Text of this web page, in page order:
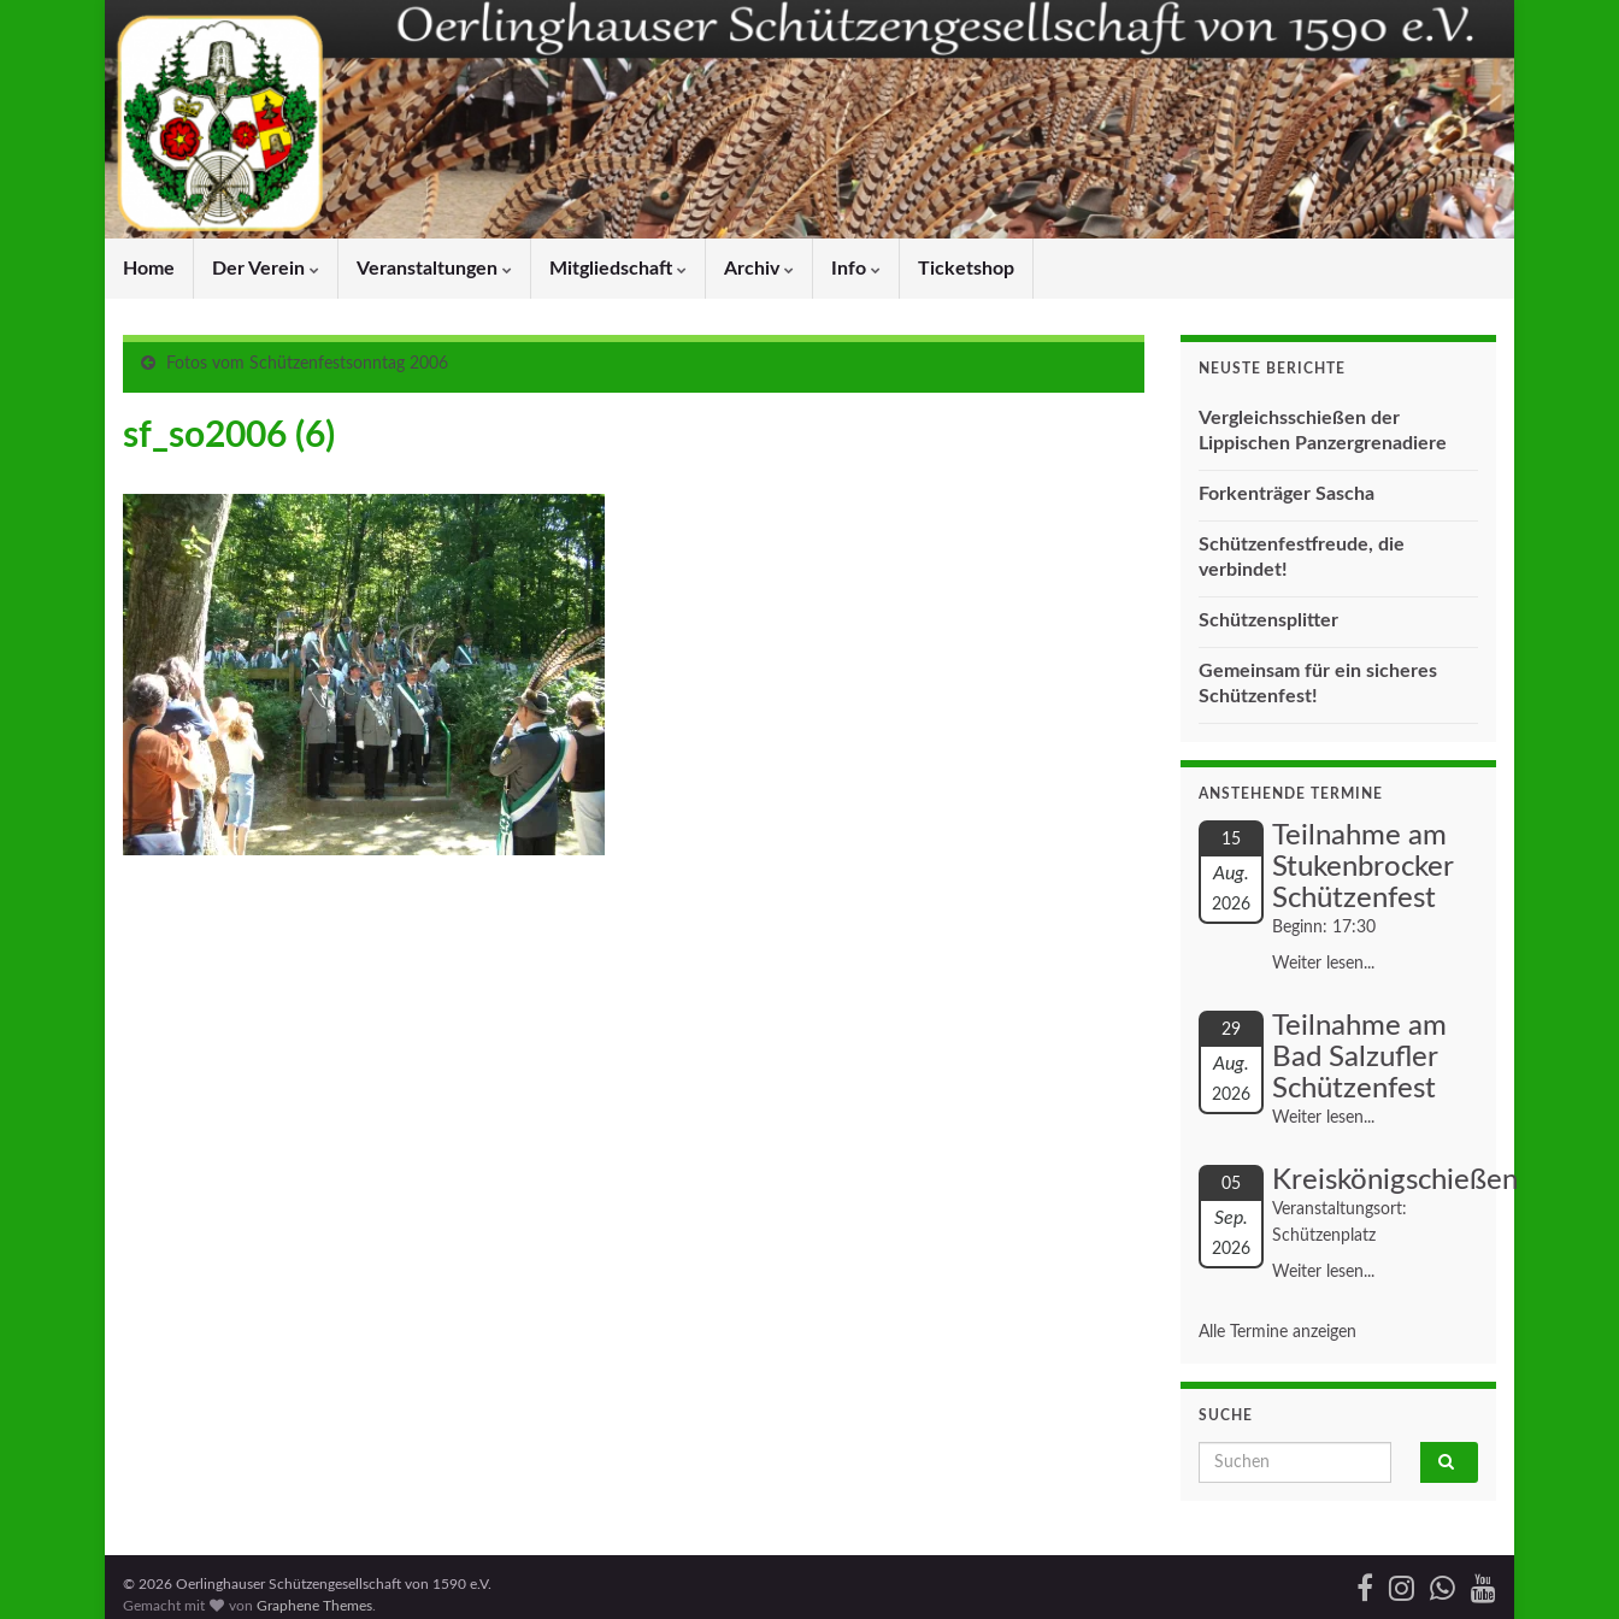
Home Der Verein Veranstaltungen Mitgliedschaft Archiv Info Ticketshop
Fotos vom Schützenfestsonntag 2006
sf_so2006 (6)
NEUSTE BERICHTE
Vergleichsschießen der
Lippischen Panzergrenadiere
Forkenträger Sascha
Schützenfestfreude, die
verbindet!
Schützensplitter
Gemeinsam für ein sicheres
Schützenfest!
ANSTEHENDE TERMINE
15
Aug.
2026
Teilnahme am
Stukenbrocker
Schützenfest
Beginn: 17:30
Weiter lesen...
29
Aug.
2026
Teilnahme am
Bad Salzufler
Schützenfest
Weiter lesen...
05
Sep.
2026
Kreiskönigschießen
Veranstaltungsort:
Schützenplatz
Weiter lesen...
Alle Termine anzeigen
SUCHE
Search for:
© 2026 Oerlinghauser Schützengesellschaft von 1590 e.V.
Gemacht mit
vonGraphene Themes